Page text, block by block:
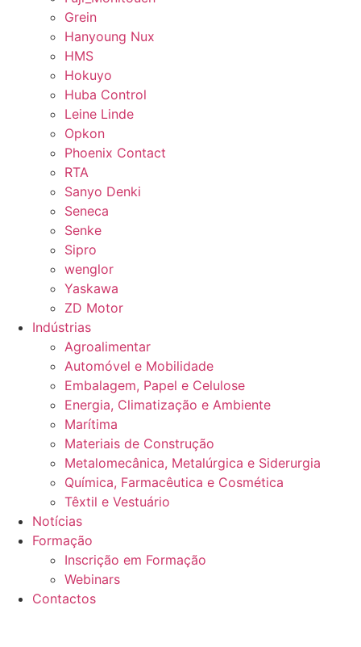
Grein
Hanyoung Nux
HMS
Hokuyo
Huba Control
Leine Linde
Opkon
Phoenix Contact
RTA
Sanyo Denki
Seneca
Senke
Sipro
wenglor
Yaskawa
ZD Motor
Indústrias
Agroalimentar
Automóvel e Mobilidade
Embalagem, Papel e Celulose
Energia, Climatização e Ambiente
Marítima
Materiais de Construção
Metalomecânica, Metalúrgica e Siderurgia
Química, Farmacêutica e Cosmética
Têxtil e Vestuário
Notícias
Formação
Inscrição em Formação
Webinars
Contactos